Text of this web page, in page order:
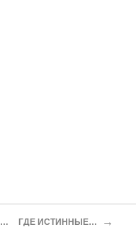
НЕСКОЛЬКО СЛОВ ОБ ИСТИННОМ ЗНАЧЕНИИ НЕДОРАЗУМЕНИЙ ПО КРЕСТЬЯНСКОМУ ДЕЛУ ГДЕ ИСТИННЫЕ ИНТЕРЕСЫ ДВОРЯНСТВА? →